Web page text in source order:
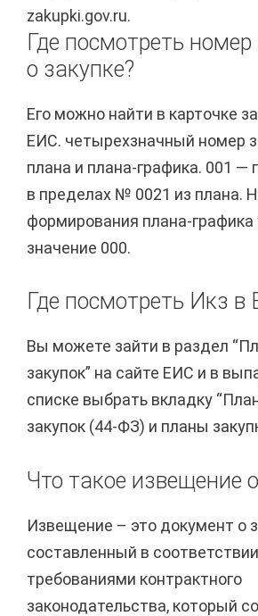
zakupki.gov.ru.
Где посмотреть
о закупке?
Его можно найти в карточке
ЕИС. четырехзначный номер
плана и плана-графика. 001 —
в пределах № 0021 из плана.
формирования плана-
значение 000.
Где посмотреть Икз в
Вы можете зайти в раздел
закупок” на сайте ЕИС и в
списке выбрать вкладку
закупок (44-ФЗ) и планы
Что такое извещение
Извещение – это документ о
составленный в
требованиями контрактного
законодательства, который